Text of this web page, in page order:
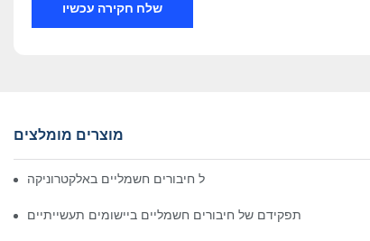
שלח חקירה עכשיו
מוצרים מומלצים
השפעת הטכנולוגיה על חיבורים חשמליים באלקטרוניקה
תפקידם של חיבורים חשמליים ביישומים תעשייתיים